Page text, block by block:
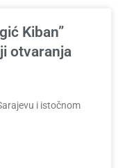
Kiban”
otvaranja
i istočnom